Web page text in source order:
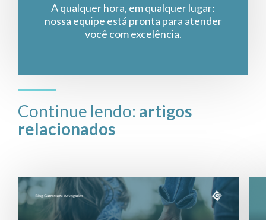
A qualquer hora, em qualquer lugar:
nossa equipe está pronta para atender
você com excelência.
Continue lendo: artigos
relacionados